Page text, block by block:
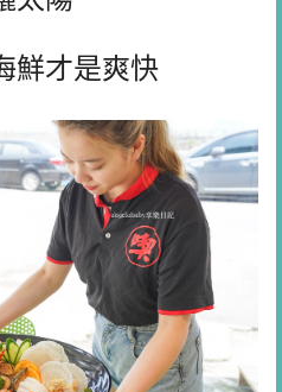
鮮才是爽快